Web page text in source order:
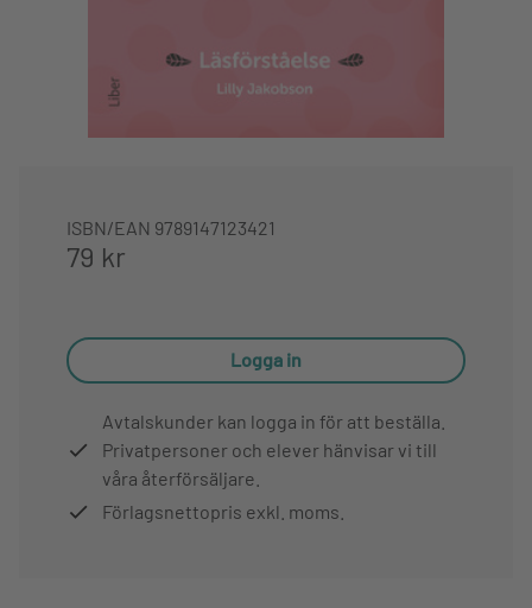
ISBN/EAN 9789147123421
79 kr
Logga in
Avtalskunder kan logga in för att beställa.
Privatpersoner och elever hänvisar vi till
våra återförsäljare.
Förlagsnettopris exkl. moms.